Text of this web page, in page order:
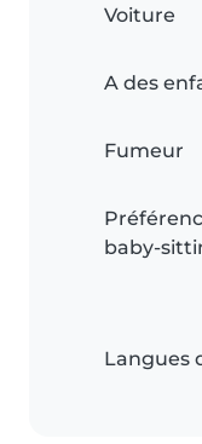
Voiture
A des
Fumeur
baby-
Langues